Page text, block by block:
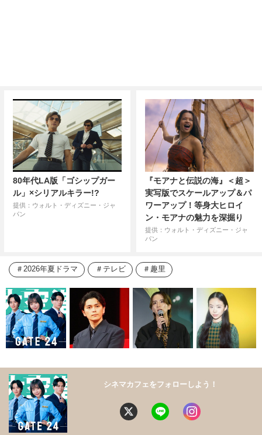
80年代LA版「ゴシップガー
ル」×シリアルキラー!?
提供：ウォルト・ディズニー・ジャ
パン
『モアナと伝説の海』＜超＞
実写版でスケールアップ＆パ
ワーアップ！等身大ヒロイ
ン・モアナの魅力を深掘り
提供：ウォルト・ディズニー・ジャ
パン
2026年夏ドラマ テレビ 趣里
シネマカフェをフォローしよう！